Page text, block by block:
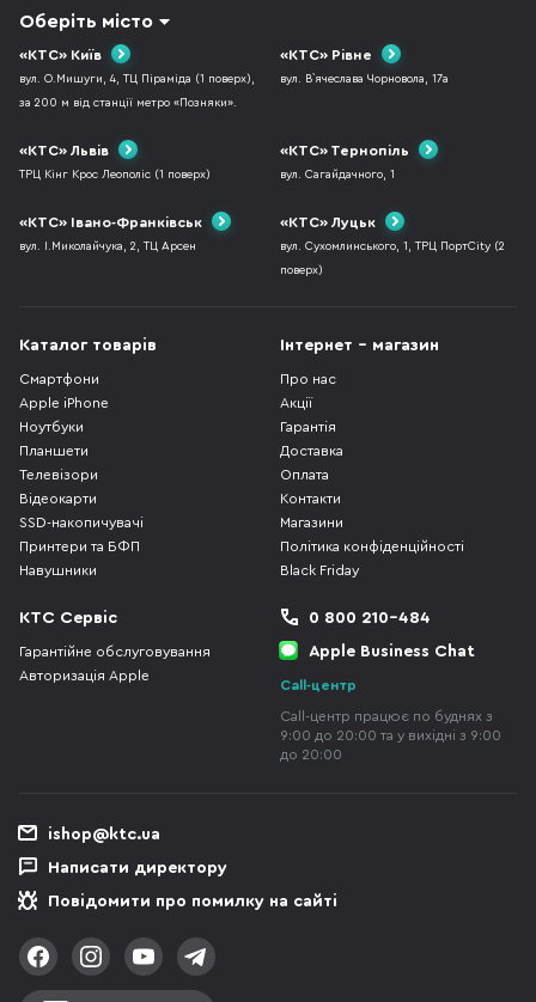
Оберіть місто
«КТС» Київ
вул. О.Мишуги, 4, ТЦ Піраміда (1 поверх),
за 200 м від станції метро «Позняки».
«КТС» Рівне
вул. В`ячеслава Чорновола, 17а
«КТС» Львів
ТРЦ Кінг Крос Леополіс (1 поверх)
«КТС» Тернопіль
вул. Сагайдачного, 1
«КТС» Івано-Франківськ
вул. І.Миколайчука, 2, ТЦ Арсен
«КТС» Луцьк
вул. Сухомлинського, 1, ТРЦ ПортCity (2
поверх)
Каталог товарів
Смартфони
Apple iPhone
Ноутбуки
Планшети
Телевізори
Відеокарти
SSD-накопичувачі
Принтери та БФП
Навушники
Інтернет - магазин
Про нас
Акції
Гарантія
Доставка
Оплата
Контакти
Магазини
Політика конфіденційності
Black Friday
КТС Сервіс
Гарантійне обслуговування
Авторизація Apple
0 800 210-484
Apple Business Chat
Call-центр
Call-центр працює по буднях з
9:00 до 20:00 та у вихідні з 9:00
до 20:00
ishop@ktc.ua
Написати директору
Повідомити про помилку на сайті